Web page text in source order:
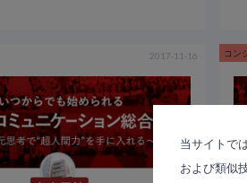
2017-11-16 コン
当サイトで
および類似